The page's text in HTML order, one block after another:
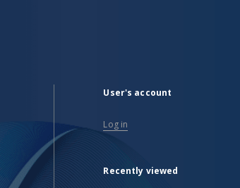
User's account
Log in
Recently viewed